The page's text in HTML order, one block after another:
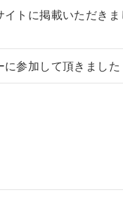
トに掲載いただきま
参加して頂きました